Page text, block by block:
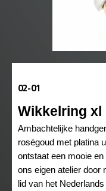
02-01
Wikkelring xl
Ambachtelijke
roségoud met platina
ontstaat een mooie
ons eigen atelier door
lid van het